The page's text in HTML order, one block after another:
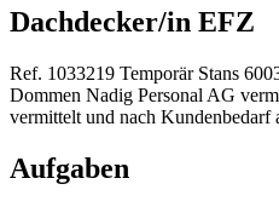
Dachdecker/in EFZ
Ref. 1033219 Temporär Stans
Dommen Nadig Personal AG
vermittelt und nach Kundenbedarf
Aufgaben